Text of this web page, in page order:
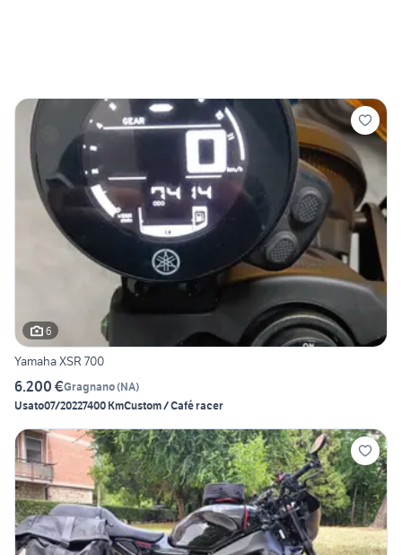
6
Yamaha XSR 700
6.200 €Gragnano(NA)
Usato07/20227400 KmCustom / Café racer